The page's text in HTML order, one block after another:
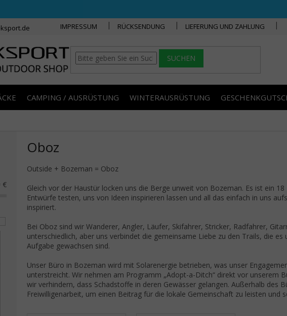
IMPRESSUM RÜCKSENDUNG LIEFERUNG UND ZAHLUNG
SUCHEN
CAMPING / AUSRÜSTUNG WINTERAUSRÜSTUNG
€
Oboz
Outside + Bozeman = Oboz
Gleich vor der Haustür locken uns die Berge unweit von Bozeman. Es ist ein
Entwürfe testen, uns von Ideen inspirieren lassen und all das einfach in uns
inspiriert.
Bei Oboz sind wir Wanderer, Angler, Läufer, Skifahrer, Stricker, Radfahrer,
unterschiedlich, aber uns verbindet die gemeinsame Liebe zu den Trails, die
Aufgabe gewachsen sind.
Unser Büro in Bozeman wird mit Solarenergie betrieben, was unser
unterstreicht. Wir nehmen am Programm „Adopt-a-Ditch“ direkt vor unserem
wir verhindern, dass Schadstoffe in deren Gewässer gelangen. Außerhalb des
Freiwilligenarbeit, um einen Beitrag für die lokale Gemeinschaft zu leisten und